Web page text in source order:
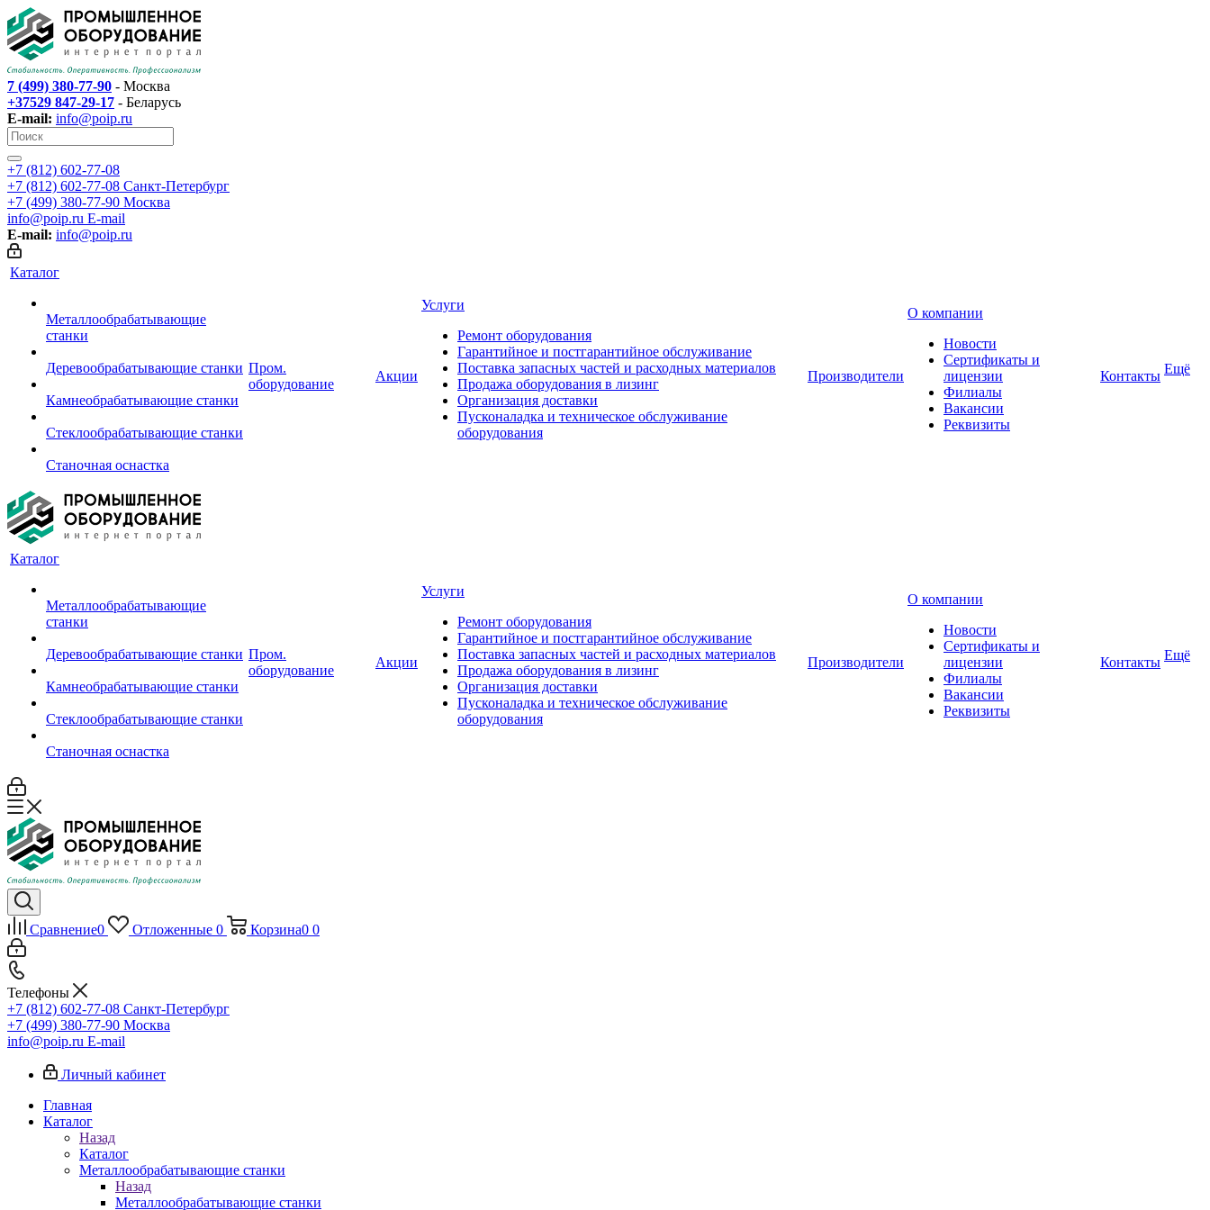
7 (499) 380-77-90 - Москва
+37529 847-29-17 - Беларусь
E-mail: info@poip.ru
+7 (812) 602-77-08
+7 (812) 602-77-08 Санкт-Петербург
+7 (499) 380-77-90 Москва
info@poip.ru E-mail
E-mail: info@poip.ru
Каталог
Металлообрабатывающие
станки
Деревообрабатывающие станки
Камнеобрабатывающие станки
Стеклообрабатывающие станки
Станочная оснастка
Пром.
оборудование
Акции
Услуги
Ремонт оборудования
Гарантийное и постгарантийное обслуживание
Поставка запасных частей и расходных материалов
Продажа оборудования в лизинг
Организация доставки
Пусконаладка и техническое обслуживание
оборудования
Производители
О компании
Новости
Сертификаты и
лицензии
Филиалы
Вакансии
Реквизиты
Контакты Ещё
Каталог
Металлообрабатывающие
станки
Деревообрабатывающие станки
Камнеобрабатывающие станки
Стеклообрабатывающие станки
Станочная оснастка
Пром.
оборудование
Акции
Услуги
Ремонт оборудования
Гарантийное и постгарантийное обслуживание
Поставка запасных частей и расходных материалов
Продажа оборудования в лизинг
Организация доставки
Пусконаладка и техническое обслуживание
оборудования
Производители
О компании
Новости
Сертификаты и
лицензии
Филиалы
Вакансии
Реквизиты
Контакты Ещё
Сравнение0 Отложенные 0 Корзина0 0
Телефоны
+7 (812) 602-77-08 Санкт-Петербург
+7 (499) 380-77-90 Москва
info@poip.ru E-mail
Личный кабинет
Главная
Каталог
Назад
Каталог
Металлообрабатывающие станки
Назад
Металлообрабатывающие станки